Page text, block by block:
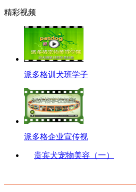
精彩视频
派多格训犬班学子
派多格企业宣传视
贵宾犬宠物美容（一）